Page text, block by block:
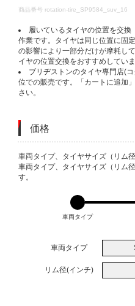
DETAILS
商品番号 rotation-tire_SP9584_suv_16
履いているタイヤの位置を交
作業です。タイヤは同じ位置に固
の影響により一部分だけが摩耗し
イヤの位置交換をおすすめしていま
ブリヂストンのタイヤ専門店(
位での販売です。「カートに追加
さい。
価格
VARIATIONS
車両タイプ、タイヤサイズ（リム
車両タイプ、タイヤサイズ（リム
す。
車両タイプ
車両タイプ
リム径(インチ)